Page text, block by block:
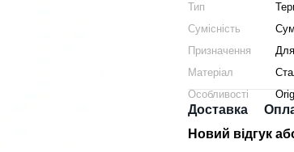
Тип
Сумісність
Призначення
Матеріал
Особливості
Доставка
Новий відгук